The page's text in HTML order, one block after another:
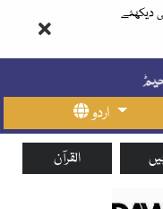
دیکھئے
اردو
القرآن